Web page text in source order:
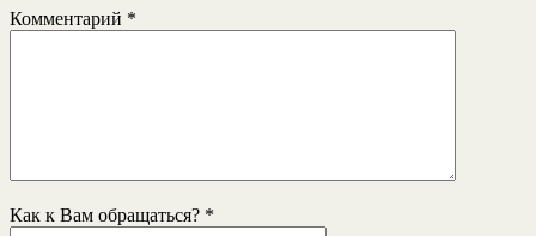
Комментарий *
Как к Вам обращаться? *